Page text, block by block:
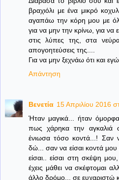
βραχιόλι με ένα μικρό
αγαπάω την κόρη μου με
για να μην την κρίνω, για να
στις λύπες της, στα
απογοητεύσεις της....
Για να μην ξεχνάω ότι και
Απάντηση
Βενετία 15 Απριλίου 2016
Ήταν μαγικά... ήταν
πως χάρηκα την αγκαλιά
ένιωσα τόσο κοντά...! Σαν
δώ... σαν να είσαι κοντά
είσαι.. είσαι στη σκέψη
έχεις μάθει να σκέφτομαι
άλλο δρόμο... σε ευχαριστώ